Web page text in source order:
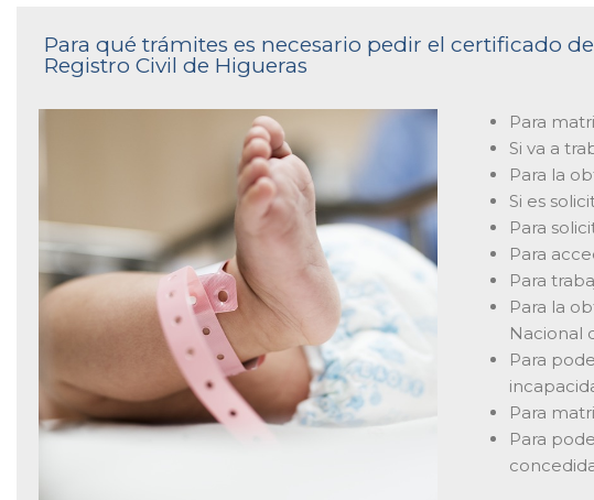
Para qué trámites es necesario pedir el certificado
Registro Civil de Higueras
Para
Si va a
Para la
Si es
Para
Para
Para
Para la
Nacional
Para
Para
Para